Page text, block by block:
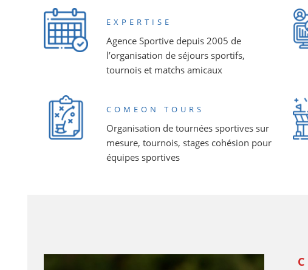
EXPERTISE
Agence Sportive depuis 2005 de
l’organisation de séjours sportifs,
tournois et matchs amicaux
COMEON TOURS
Organisation de tournées sportives sur
mesure, tournois, stages cohésion pour
équipes sportives